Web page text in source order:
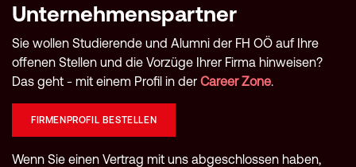
Unternehmenspartner
Sie wollen Studierende und Alumni der FH OÖ auf Ihre
offenen Stellen und die Vorzüge Ihrer Firma hinweisen?
Das geht - mit einem Profil in der Career Zone.
FIRMENPROFIL BESTELLEN
Wenn Sie einen Vertrag mit uns abgeschlossen haben,